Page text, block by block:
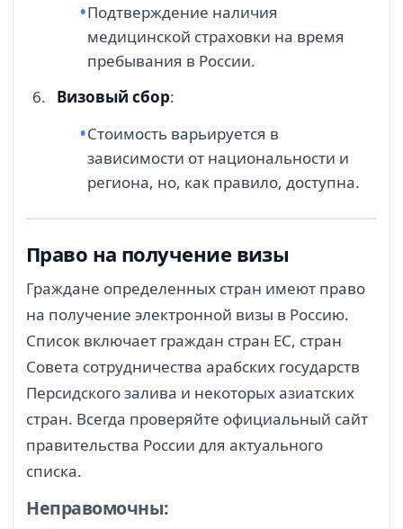
Подтверждение наличия
медицинской страховки на время
пребывания в России.
Визовый сбор:
Стоимость варьируется в
зависимости от национальности и
региона, но, как правило, доступна.
Право на получение визы
Граждане определенных стран имеют право
на получение электронной визы в Россию.
Список включает граждан стран ЕС, стран
Совета сотрудничества арабских государств
Персидского залива и некоторых азиатских
стран. Всегда проверяйте официальный сайт
правительства России для актуального
списка.
Неправомочны: